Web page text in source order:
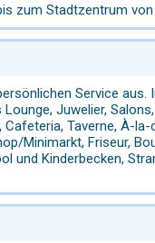
zum Stadtzentrum
Service
Juwelier,
Taverne, À-
Minimarkt, Friseur,
Kinderbecken,